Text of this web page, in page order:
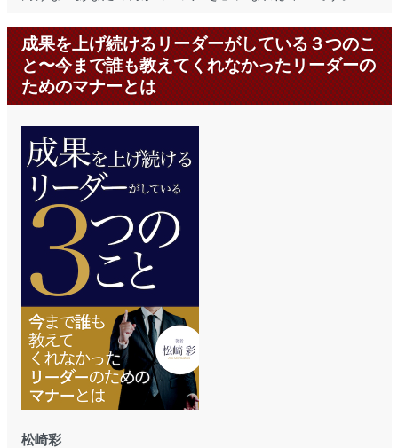
成果を上げ続けるリーダーがしている３つのこ
と〜今まで誰も教えてくれなかったリーダーの
ためのマナーとは
松崎彩